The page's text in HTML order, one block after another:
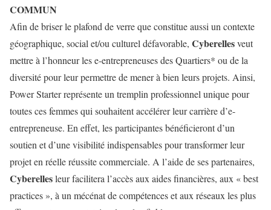
COMMUN
Afin de briser le plafond de verre que constitue aussi un contexte
géographique, social et/ou culturel défavorable, Cyberellesveut
mettre à l’honneur les e-entrepreneuses des Quartiers* ou de la
diversité pour leur permettre de mener à bien leurs projets. Ainsi,
Power Starter représente un tremplin professionnel unique pour
toutes ces femmes qui souhaitent accélérer leur carrière d’e-
entrepreneuse. En effet, les participantes bénéficieront d’un
soutien et d’une visibilité indispensables pour transformer leur
projet en réelle réussite commerciale. A l’aide de ses partenaires,
Cyberellesleur facilitera l’accès aux aides financières, aux « best
practices », à un mécénat de compétences et aux réseaux les plus